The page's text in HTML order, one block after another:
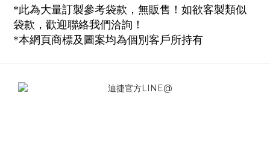
*此為大量訂製參考袋款，無販售！如欲客製類似
袋款，歡迎聯絡我們洽詢！
*本網頁商標及圖案均為個別客戶所持有